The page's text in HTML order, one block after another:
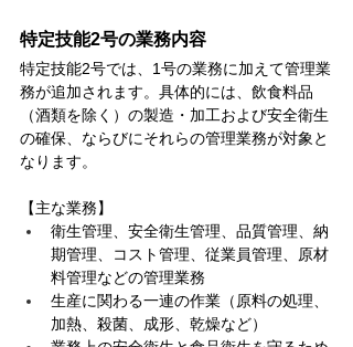
特定技能2号の業務内容
特定技能2号では、1号の業務に加えて管理業
務が追加されます。具体的には、飲食料品
（酒類を除く）の製造・加工および安全衛生
の確保、ならびにそれらの管理業務が対象と
なります。
【主な業務】
衛生管理、安全衛生管理、品質管理、納
期管理、コスト管理、従業員管理、原材
料管理などの管理業務
生産に関わる一連の作業（原料の処理、
加熱、殺菌、成形、乾燥など）